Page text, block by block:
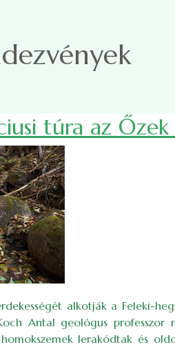
túra az
alkotják a Feleki-
Antal geológus
lerakódtak és